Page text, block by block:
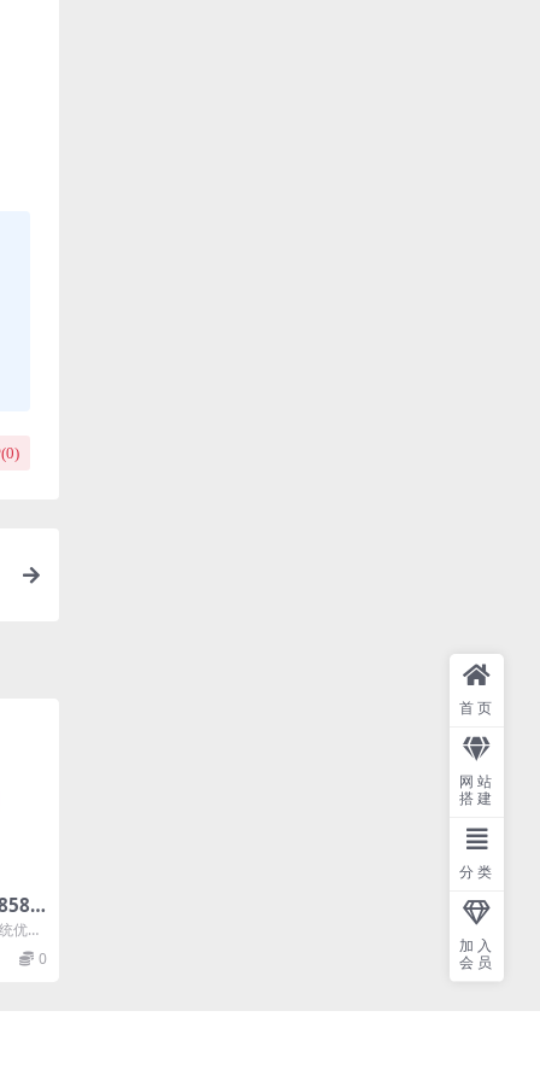
0)
优化
小、
0
首页
网站
搭建
分类
加入
会员